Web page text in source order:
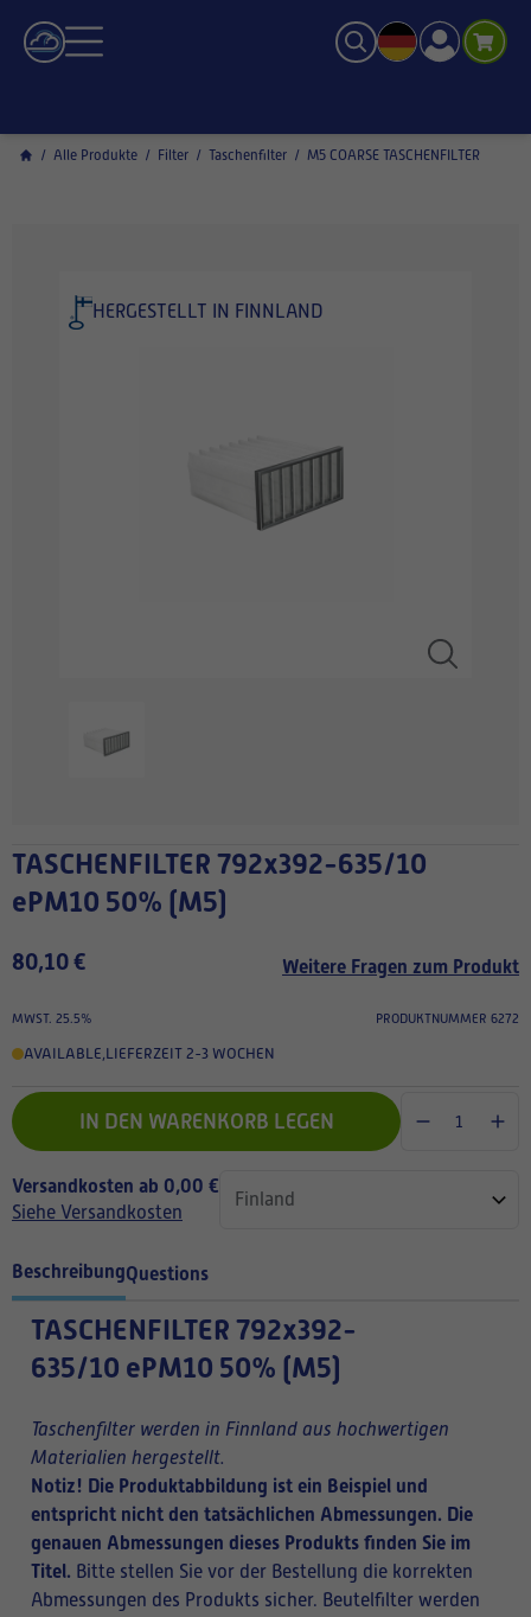
/ Alle Produkte / Filter / Taschenfilter / M5 COARSE TASCHENFILTER
HERGESTELLT IN FINNLAND
TASCHENFILTER 792x392-635/10
ePM10 50% (M5)
80,10 € Weitere Fragen zum Produkt
MWST. 25.5% PRODUKTNUMMER 6272
AVAILABLE,LIEFERZEIT 2-3 WOCHEN
IN DEN WARENKORB LEGEN
Versandkosten ab 0,00 €
Siehe Versandkosten
BeschreibungQuestions
TASCHENFILTER 792x392-
635/10 ePM10 50% (M5)
Taschenfilter werden in Finnland aus hochwertigen
Materialien hergestellt.
Notiz! Die Produktabbildung ist ein Beispiel und
entspricht nicht den tatsächlichen Abmessungen. Die
genauen Abmessungen dieses Produkts finden Sie im
Titel. Bitte stellen Sie vor der Bestellung die korrekten
Abmessungen des Produkts sicher. Beutelfilter werden